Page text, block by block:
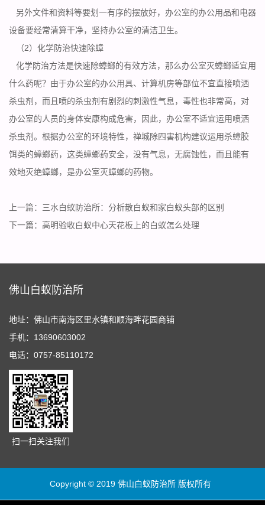
另外文件和资料等要划一有序的摆放好，办公室的办公用品和电器
设备要经常清算干净，坚持办公室的清洁卫生。
（2）化学防治快速除蟑
化学防治方法是快速除蟑螂的有效方法，那么办公室灭蟑螂适宜用
什么药呢？由于办公室的办公用具、计算机房等部位不宜直接喷洒
杀虫剂，而且喷的杀虫剂有剧烈的刺激性气息，毒性也非常高，对
办公室的人员的身体安康构成危害，因此，办公室不适宜运用喷洒
杀虫剂。根据办公室的环境特性，禅城除四害机构建议运用杀蟑胶
饵类的蟑螂药，这类蟑螂药安全，没有气息，无腐蚀性，而且能有
效地灭绝蟑螂，是办公室灭蟑螂的药物。
上一篇： 三水白蚁防治所：分析散白蚁和家白蚁头部的区别
下一篇： 高明验收白蚁中心天花板上的白蚁怎么处理
佛山白蚁防治所
地址：佛山市南海区里水镇和顺海畔花园商铺
手机：13690603002
电话：0757-85110172
扫一扫关注我们
Copyright © 2019 佛山白蚁防治所 版权所有